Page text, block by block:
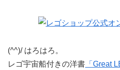
(^^)/ はろはろ。
レゴ宇宙船付きの洋書 「Great